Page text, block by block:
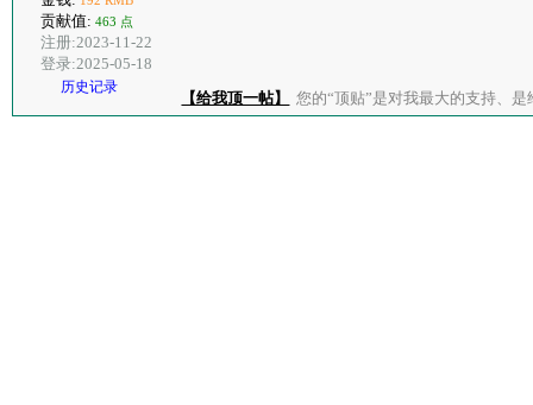
贡献值: 463 点
注册:2023-11-22
登录:2025-05-18
历史记录
【给我顶一帖】 您的“顶贴”是对我最大的支持、